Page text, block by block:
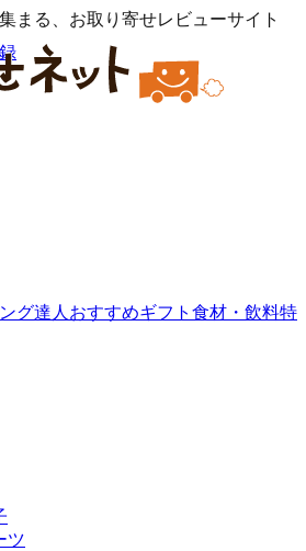
まる、お取り寄せレビューサイト
グ達人おすすめギフト 食材・飲料特
ツ